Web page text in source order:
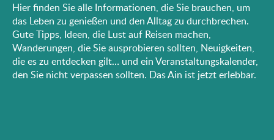
Hier finden Sie alle Informationen, die Sie brauchen, um
das Leben zu genießen und den Alltag zu durchbrechen.
Gute Tipps, Ideen, die Lust auf Reisen machen,
Wanderungen, die Sie ausprobieren sollten, Neuigkeiten,
die es zu entdecken gilt… und ein Veranstaltungskalender,
den Sie nicht verpassen sollten. Das Ain ist jetzt erlebbar.